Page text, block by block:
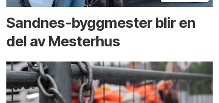
Sandnes-byggmester blir en
del av Mesterhus